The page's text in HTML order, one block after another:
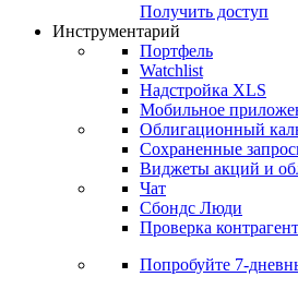
Получить доступ
Инструментарий
Портфель
Watchlist
Надстройка XLS
Мобильное
Облигационный
Сохраненные
Виджеты акций и
Чат
Сбондс Люди
Проверка
Попробуйте 7-